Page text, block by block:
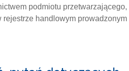
podmiotu przetwarzającego,
rejestrze handlowym prowadzonym